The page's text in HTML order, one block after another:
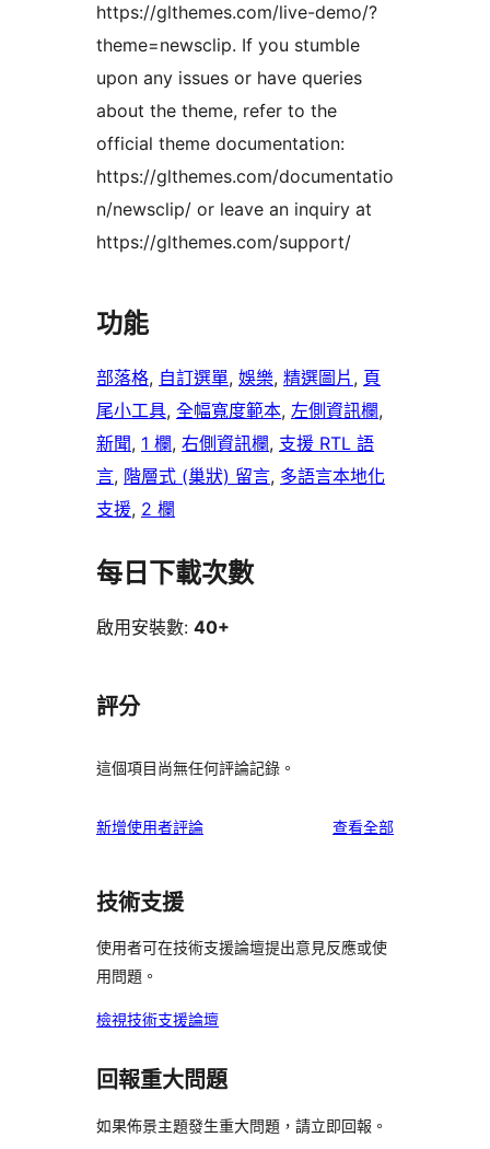
https://glthemes.com/live-demo/?
theme=newsclip. If you stumble
upon any issues or have queries
about the theme, refer to the
official theme documentation:
https://glthemes.com/documentatio
n/newsclip/ or leave an inquiry at
https://glthemes.com/support/
功能
部落格, 自訂選單, 娛樂, 精選圖片 , 頁
尾小工具, 全幅寬度範本, 左側資訊欄
新聞, 1 欄, 右側資訊欄, 支援 RTL 語
言, 階層式 (巢狀) 留言, 多語言本地化
支援, 2 欄
每日下載次數
啟用安裝數: 40+
評分
這個項目尚無任何評論記錄。
新增使用者評論 查看全部使
技術支援
使用者可在技術支援論壇提出意見反應或使
用問題。
檢視技術支援論壇
回報重大問題
如果佈景主題發生重大問題，請立即回報。